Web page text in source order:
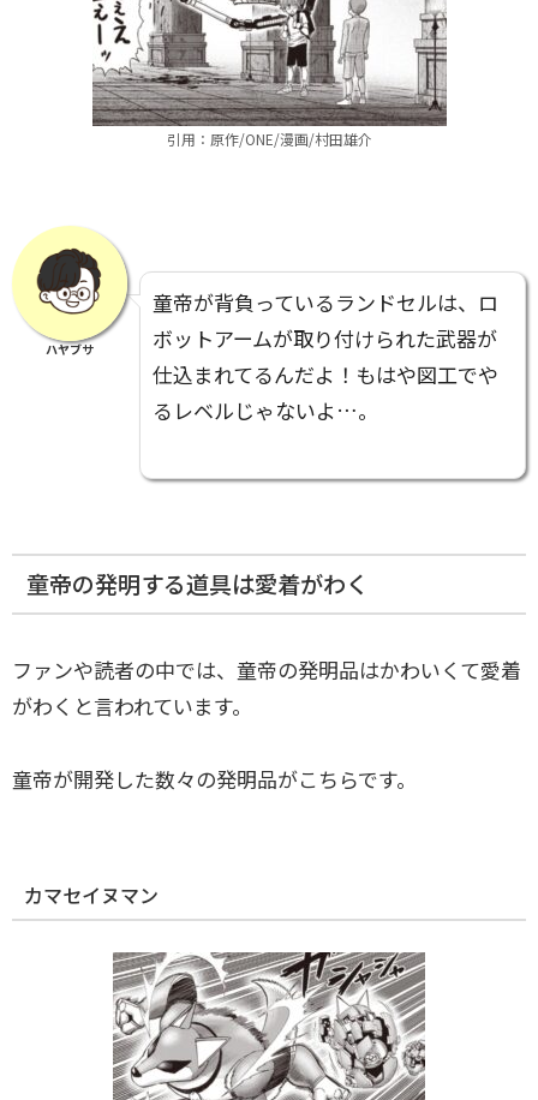
引用：原作/ONE/漫画/村田雄介
ハヤブサ
童帝が背負っているランドセルは、ロ
ボットアームが取り付けられた武器が
仕込まれてるんだよ！もはや図工でや
るレベルじゃないよ…。
童帝の発明する道具は愛着がわく
ファンや読者の中では、童帝の発明品はかわいくて愛着
がわくと言われています。
童帝が開発した数々の発明品がこちらです。
カマセイヌマン